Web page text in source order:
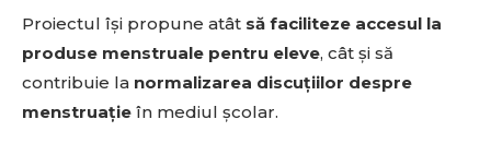
Proiectul își propune atât să faciliteze accesul la
produse menstruale pentru eleve, cât și să
contribuie la normalizarea discuțiilor despre
menstruație în mediul școlar.